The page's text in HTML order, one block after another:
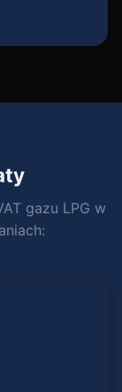
gazu LPG w